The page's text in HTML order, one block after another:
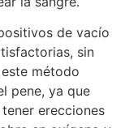
de vacío
sin
método
pene, ya que
erecciones